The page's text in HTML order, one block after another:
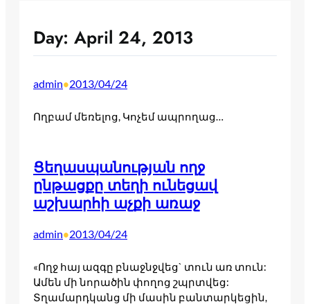
Day: April 24, 2013
admin•2013/04/24
Ողբամ մեռելոց, Կոչեմ ապրողաց…
Ցեղասպանության ողջ
ընթացքը տեղի ունեցավ
աշխարհի աչքի առաջ
admin•2013/04/24
«Ողջ հայ ազգը բնաջնջվեց` տուն առ տուն:
Ամեն մի նորածին փողոց շպրտվեց:
Տղամարդկանց մի մասին բանտարկեցին,